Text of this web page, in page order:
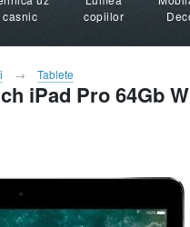
casnic
copiilor
Tablete
iPad Pro 64Gb